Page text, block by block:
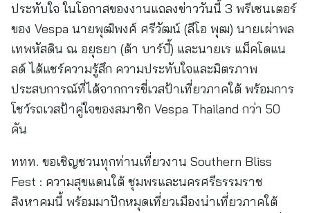
ประทับใจ ในโอกาสของงานแถลงข่าววันนี้ 3 พรีเซนเตอร์
ของ Vespa นายพุฒิพงศ์ ศรีวัฒน์ (ลีโอ พุฒ) นายเผ่าพล
เทพหัสดิน ณ อยุธยา (ต้า บาร์บี้) และนายเร แม็คโดแน
ลด์ ได้แชร์ความรู้สึก ความประทับใจและมิตรภาพ
ประสบการณ์ที่ได้จากการขี่เวสป้าเที่ยวภาคใต้ พร้อมการ
โชว์รถเวสป้าคู่ใจของสมาชิก Vespa Thailand กว่า 50
คัน
ททท. ขอเชิญชวนทุกท่านเที่ยวงาน Southern Bliss
Fest : ความสุขแดนใต้ ชุมพรและนครศรีธรรมราช
สิงหาคมนี้ พร้อมมาปักหมุดเที่ยวเมืองน่าเที่ยวภาคใต้